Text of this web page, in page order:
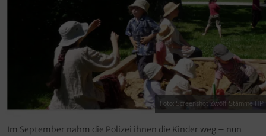
Foto: Screenshot Zwölf Stämme HP
Im September nahm die Polizei ihnen die Kinder weg – nun